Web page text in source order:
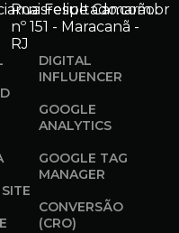
Rua Felipe Camarão
nº 151 - Maracanã -
RJ
DIGITAL
INFLUENCER
GOOGLE
ANALYTICS
GOOGLE TAG
MANAGER
CONVERSÃO
(CRO)